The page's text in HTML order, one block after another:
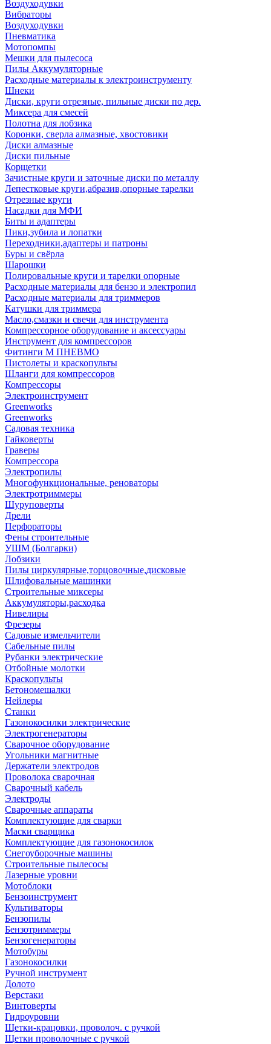
Воздуходувки
Вибраторы
Воздуходувки
Пневматика
Мотопомпы
Мешки для пылесоса
Пилы Аккумуляторные
Расходные материалы к электроинструменту
Шнеки
Диски, круги отрезные, пильные диски по дер.
Миксера для смесей
Полотна для лобзика
Коронки, сверла алмазные, хвостовики
Диски алмазные
Диски пильные
Корщетки
Зачистные круги и заточные диски по металлу
Лепестковые круги,абразив,опорные тарелки
Отрезные круги
Насадки для МФИ
Биты и адаптеры
Пики,зубила и лопатки
Переходники,адаптеры и патроны
Буры и свёрла
Шарошки
Полировальные круги и тарелки опорные
Расходные материалы для бензо и электропил
Расходные материалы для триммеров
Катушки для триммера
Масло,смазки и свечи для инструмента
Компрессорное оборудование и аксессуары
Инструмент для компрессоров
Фитинги М ПНЕВМО
Пистолеты и краскопульты
Шланги для компрессоров
Компрессоры
Электроинструмент
Greenworks
Greenworks
Садовая техника
Гайковерты
Граверы
Компрессора
Электропилы
Многофункциональные, реноваторы
Электротриммеры
Шуруповерты
Дрели
Перфораторы
Фены строительные
УШМ (Болгарки)
Лобзики
Пилы циркулярные,торцовочные,дисковые
Шлифовальные машинки
Строительные миксеры
Аккумуляторы,расходка
Нивелиры
Фрезеры
Садовые измельчители
Сабельные пилы
Рубанки электрические
Отбойные молотки
Краскопульты
Бетономешалки
Нейлеры
Станки
Газонокосилки электрические
Электрогенераторы
Сварочное оборудование
Угольники магнитные
Держатели электродов
Проволока сварочная
Сварочный кабель
Электроды
Сварочные аппараты
Комплектующие для сварки
Маски сварщика
Комплектующие для газонокосилок
Снегоуборочные машины
Строительные пылесосы
Лазерные уровни
Мотоблоки
Бензоинструмент
Культиваторы
Бензопилы
Бензотриммеры
Бензогенераторы
Мотобуры
Газонокосилки
Ручной инструмент
Долото
Верстаки
Винтоверты
Гидроуровни
Щетки-крацовки, проволоч. с ручкой
Щетки проволочные с ручкой